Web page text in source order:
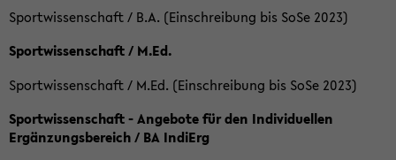
Sportwissenschaft / B.A. (Einschreibung bis SoSe 2023)
Sportwissenschaft / M.Ed.
Sportwissenschaft / M.Ed. (Einschreibung bis SoSe 2023)
Sportwissenschaft - Angebote für den Individuellen
Ergänzungsbereich / BA IndiErg